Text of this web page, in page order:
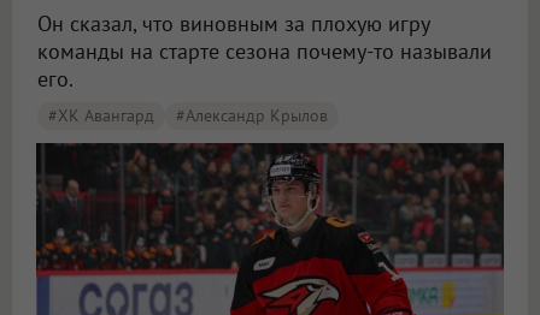
Он сказал, что виновным за плохую игру
команды на старте сезона почему-то называли
его.
#ХК Авангард #Александр Крылов